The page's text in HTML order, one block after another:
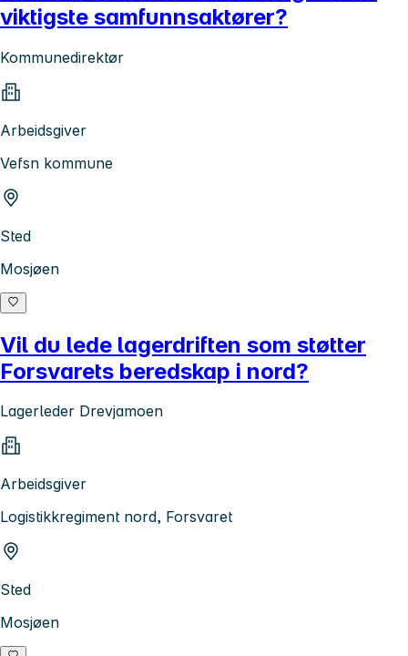
viktigste samfunnsaktører?
Kommunedirektør
Arbeidsgiver
Vefsn kommune
Sted
Mosjøen
Vil du lede lagerdriften som støtter
Forsvarets beredskap i nord?
Lagerleder Drevjamoen
Arbeidsgiver
Logistikkregiment nord, Forsvaret
Sted
Mosjøen